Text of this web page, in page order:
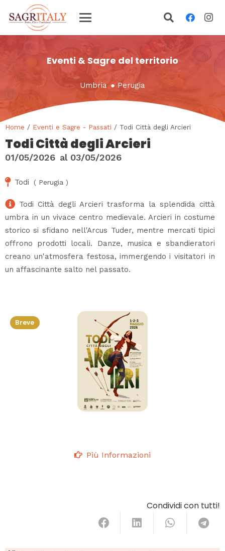
Eventi & Sagre del territorio
Umbria ● Perugia
Home / Eventi e Sagre - Passati / Todi Città degli Arcieri
Todi Città degli Arcieri
01/05/2026 al 03/05/2026
Todi ( Perugia )
Todi Città degli Arcieri trasforma la splendida città
umbra in un vivace centro medievale. Arcieri in costume
storico si sfidano nell'Arcus Tuder, mentre mercati tipici
offrono prodotti locali. Danze, musica e sbandieratori
creano un'atmosfera festosa, immergendo i visitatori in
un affascinante salto nel passato.
Breve
Più Informazioni
Condividi con tutti!